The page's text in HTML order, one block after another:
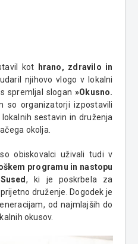
kot
hrano, zdravilo in
njihovo vlogo v lokalni
spremljal slogan »Okusno.
so organizatorji izpostavili
sestavin in druženja
okolja.
obiskovalci uživali tudi v
programu in nastopu
, ki je poskrbela za
druženje. Dogodek je
od najmlajših do
okusov.